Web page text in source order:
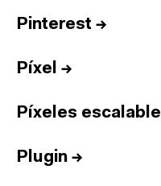
Pinterest →
Píxel →
Píxeles
Plugin →